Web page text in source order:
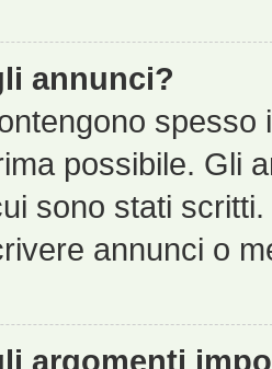
annunci?
possibile. Gli
sono stati
annunci o
argomenti